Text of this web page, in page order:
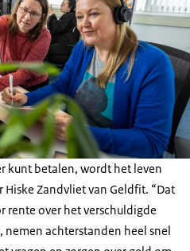
kunt betalen, wordt het leven
Hiske Zandvliet van Geldfit. “Dat
over het verschuldigde
nemen achterstanden heel snel